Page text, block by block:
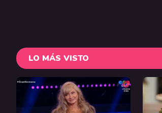
LO MÁS VISTO